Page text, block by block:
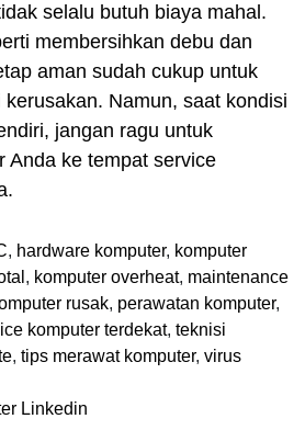
selalu butuh biaya mahal.
membersihkan debu dan
aman sudah cukup untuk
Namun, saat kondisi
jangan ragu untuk
Anda ke tempat service
, hardware komputer, komputer
, komputer overheat, maintenance
rusak, perawatan komputer,
komputer terdekat, teknisi
, tips merawat komputer, virus
Linkedin